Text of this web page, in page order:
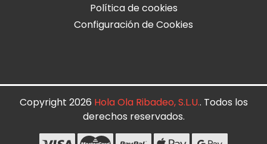
Política de cookies
Configuración de Cookies
Copyright 2026 Hola Ola Ribadeo, S.L.U.. Todos los
derechos reservados.